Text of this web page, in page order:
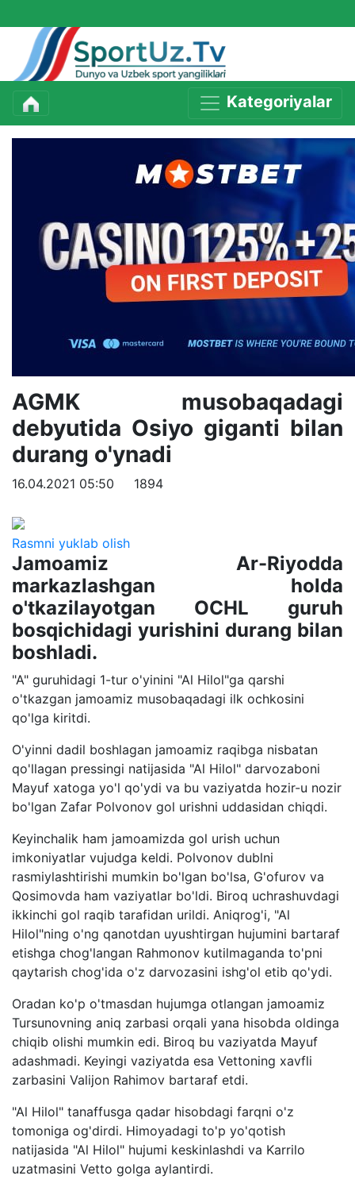
Kategoriyalar
AGMK musobaqadagi
debyutida Osiyo giganti bilan
durang o'ynadi
16.04.2021 05:50 1894
Rasmni yuklab olish
Jamoamiz Ar-Riyodda
markazlashgan holda
o'tkazilayotgan OCHL guruh
bosqichidagi yurishini durang bilan
boshladi.
"A" guruhidagi 1-tur o'yinini "Al Hilol"ga qarshi
o'tkazgan jamoamiz musobaqadagi ilk ochkosini
qo'lga kiritdi.
O'yinni dadil boshlagan jamoamiz raqibga nisbatan
qo'llagan pressingi natijasida "Al Hilol" darvozaboni
Mayuf xatoga yo'l qo'ydi va bu vaziyatda hozir-u nozir
bo'lgan Zafar Polvonov gol urishni uddasidan chiqdi.
Keyinchalik ham jamoamizda gol urish uchun
imkoniyatlar vujudga keldi. Polvonov dublni
rasmiylashtirishi mumkin bo'lgan bo'lsa, G'ofurov va
Qosimovda ham vaziyatlar bo'ldi. Biroq uchrashuvdagi
ikkinchi gol raqib tarafidan urildi. Aniqrog'i, "Al
Hilol"ning o'ng qanotdan uyushtirgan hujumini bartaraf
etishga chog'langan Rahmonov kutilmaganda to'pni
qaytarish chog'ida o'z darvozasini ishg'ol etib qo'ydi.
Oradan ko'p o'tmasdan hujumga otlangan jamoamiz
Tursunovning aniq zarbasi orqali yana hisobda oldinga
chiqib olishi mumkin edi. Biroq bu vaziyatda Mayuf
adashmadi. Keyingi vaziyatda esa Vettoning xavfli
zarbasini Valijon Rahimov bartaraf etdi.
"Al Hilol" tanaffusga qadar hisobdagi farqni o'z
tomoniga og'dirdi. Himoyadagi to'p yo'qotish
natijasida "Al Hilol" hujumi keskinlashdi va Karrilo
uzatmasini Vetto golga aylantirdi.